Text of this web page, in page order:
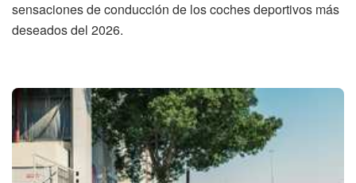
sensaciones de conducción de los coches deportivos más
deseados del 2026.